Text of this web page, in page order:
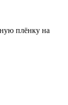
плёнку на